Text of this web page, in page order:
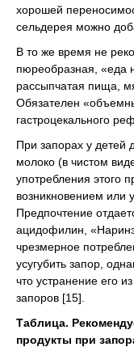
хорошей
сельдерея можно
В то же время не
пюреобразная, «еда
рассыпчатая пища,
Обязателен
гастроцекального
При запорах у детей
молоко (в чистом
употребления этого
возникновением или
Предпочтение
ацидофилин,
чрезмерное
усугубить запор,
что устранение его
запоров [15].
Таблица.
продукты при